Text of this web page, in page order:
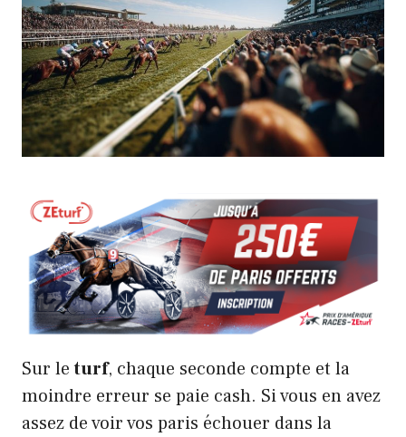
Sur leturf, chaque seconde compte et la
moindre erreur se paie cash. Si vous en avez
assez de voir vos paris échouer dans la